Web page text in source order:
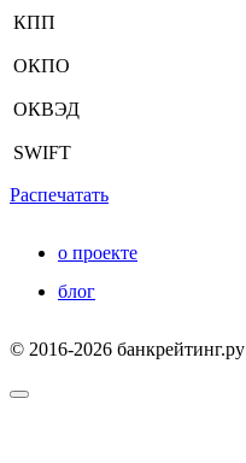
КПП
ОКПО
ОКВЭД
SWIFT
Распечатать
о проекте
блог
© 2016-2026 банкрейтинг.ру